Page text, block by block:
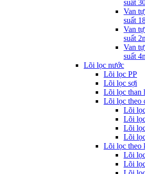
suất
Van
suất
Van
suất
Van
suất
Lõi lọc nước
Lõi lọc PP
Lõi lọc sợi
Lõi lọc than
Lõi lọc theo
Lõi
Lõi
Lõi
Lõi
Lõi lọc theo
Lõi
Lõi